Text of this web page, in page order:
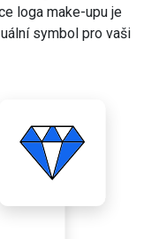
loga make-upu je
symbol pro vaši